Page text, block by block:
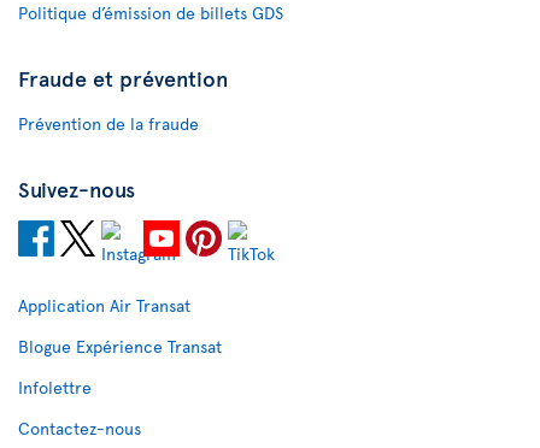
Politique d’émission de billets GDS
Fraude et prévention
Prévention de la fraude
Suivez-nous
Application Air Transat
Blogue Expérience Transat
Infolettre
Contactez-nous